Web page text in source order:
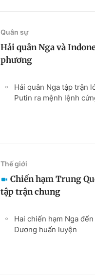
Quân sự
Hải quân Nga và
phương
Hải quân Nga tập trận
Putin ra mệnh lệnh
Thế giới
Chiến hạm Trung
tập trận chung
Hai chiến hạm Nga
Dương huấn luyện